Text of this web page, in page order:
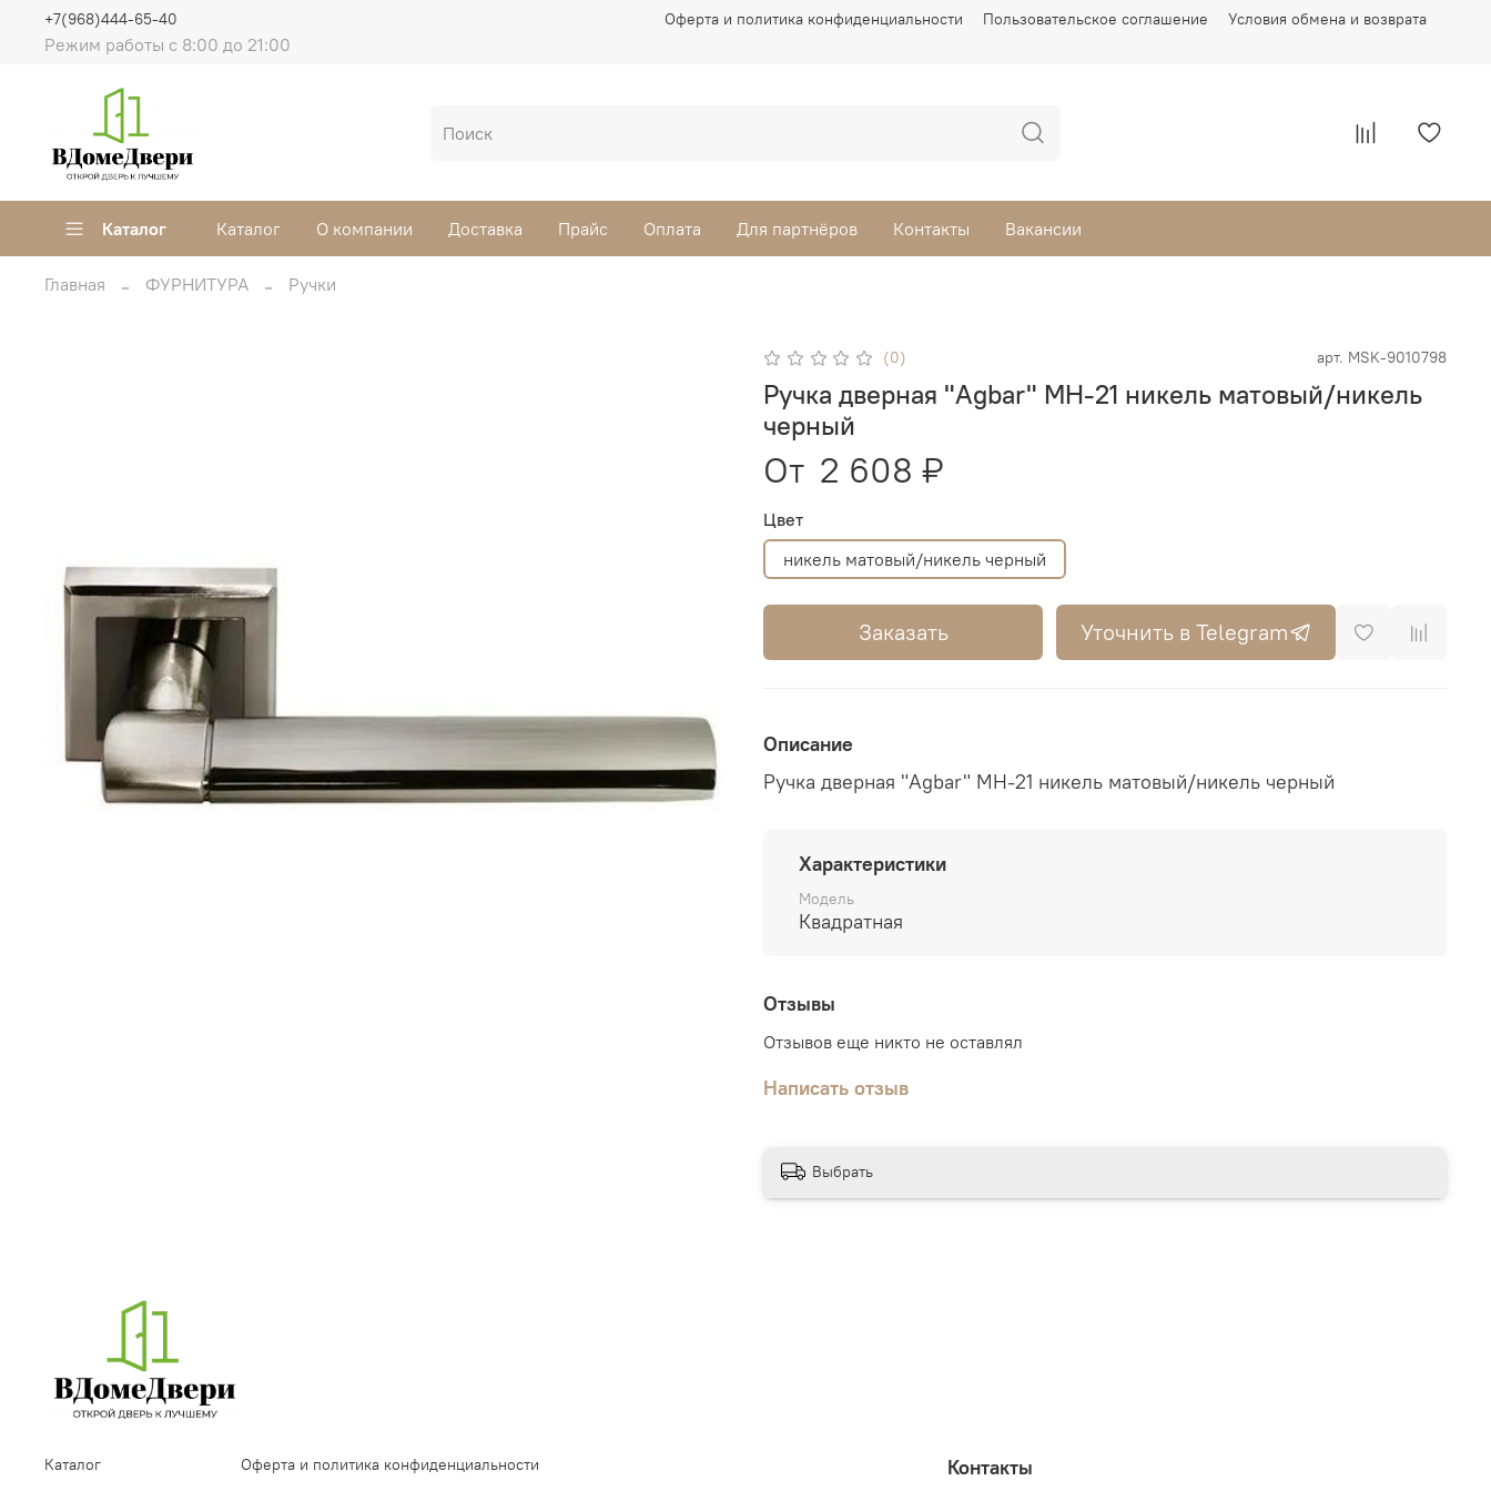
Оферта и политика конфиденциальности Пользовательское соглашение Условия обмена и возврата
Режим работы с 8:00 до 21:00
+7(968)444-65-40
Каталог Каталог О компании Доставка Прайс Оплата Для партнёров Контакты Вакансии
Главная ФУРНИТУРА Ручки
(0) арт. MSK-9010798
Ручка дверная "Agbar" MH-21 никель матовый/никель
черный
От 2 608 ₽
Цвет
никель матовый/никель черный
Заказать Уточнить в Telegram
Описание
Ручка дверная "Agbar" MH-21 никель матовый/никель черный
Характеристики
Модель
Квадратная
Отзывы
Отзывов еще никто не оставлял
Написать отзыв
Выбрать
Каталог
Оферта и политика конфиденциальности
Контакты